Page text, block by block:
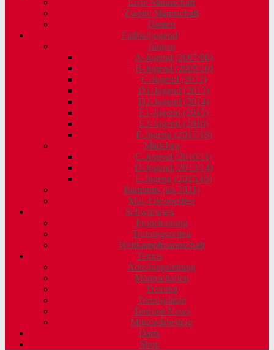
Erste Mannschaft
Zweite Mannschaft
Damen
Fußballjugend
Jungen
A-Jugend (2007/08)
B-Jugend (2009/10)
C-Jugend (2012)
D1-Jugend (2013)
D2-Jugend (2014)
E1-Jugend (2015)
E2-Jugend (2016)
F-Jugend (2017/18)
Mädchen
C-Jugend (2010/11)
D-Jugend (2013/14)
E-Jugend (2015/16)
Bambinis (ab 2021)
Mai-/Oktoberfest
Schwimmen
Probetraining
Trainingszeiten
Wettkampfmannschaft
Tennis
Abteilungsleitung
Mannschaften
Training
Tennisplätze
Termine/News
Mitgliedsbeitrag
Darts
Shop